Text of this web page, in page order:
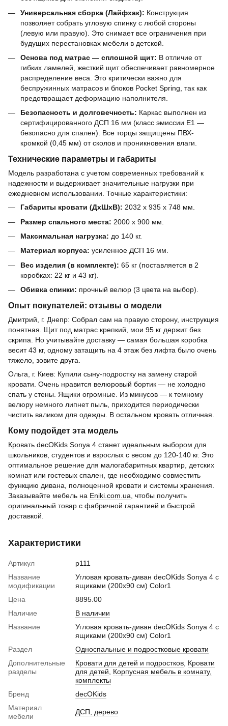
Универсальная сборка (Лайфхак): Конструкция
позволяет собрать угловую спинку с любой стороны
(левую или правую). Это снимает все ограничения при
будущих перестановках мебели в детской.
Основа под матрас — сплошной щит: В отличие от
гибких ламелей, жесткий щит обеспечивает равномерное
распределение веса. Это критически важно для
беспружинных матрасов и блоков Pocket Spring, так как
предотвращает деформацию наполнителя.
Безопасность и долговечность: Каркас выполнен из
сертифицированного ДСП 16 мм (класс эмиссии Е1 —
безопасно для спален). Все торцы защищены ПВХ-
кромкой (0,45 мм) от сколов и проникновения влаги.
Технические параметры и габариты
Модель разработана с учетом современных требований к
надежности и выдерживает значительные нагрузки при
ежедневном использовании. Точные характеристики:
Габариты кровати (ДхШхВ): 2032 х 935 х 748 мм.
Размер спального места: 2000 х 900 мм.
Максимальная нагрузка: до 140 кг.
Материал корпуса: усиленное ДСП 16 мм.
Вес изделия (в комплекте): 65 кг (поставляется в 2
коробках: 22 кг и 43 кг).
Обивка спинки: прочный велюр (3 цвета на выбор).
Опыт покупателей: отзывы о модели
Дмитрий, г. Днепр: Собрал сам на правую сторону, инструкция
понятная. Щит под матрас крепкий, мои 95 кг держит без
скрипа. Но учитывайте доставку — самая большая коробка
весит 43 кг, одному затащить на 4 этаж без лифта было очень
тяжело, зовите друга.
Ольга, г. Киев: Купили сыну-подростку на замену старой
кровати. Очень нравится велюровый бортик — не холодно
спать у стены. Ящики огромные. Из минусов — к темному
велюру немного липнет пыль, приходится периодически
чистить валиком для одежды. В остальном кровать отличная.
Кому подойдет эта модель
Кровать decOKids Sonya 4 станет идеальным выбором для
школьников, студентов и взрослых с весом до 120-140 кг. Это
оптимальное решение для малогабаритных квартир, детских
комнат или гостевых спален, где необходимо совместить
функцию дивана, полноценной кровати и системы хранения.
Заказывайте мебель на Eniki.com.ua , чтобы получить
оригинальный товар с фабричной гарантией и быстрой
доставкой.
Характеристики
Артикул
p111
Название
модификации
Угловая кровать-диван decOKids Sonya 4 с
ящиками (200х90 см) Color1
Цена
8895.00
Наличие
В наличии
Название
Угловая кровать-диван decOKids Sonya 4 с
ящиками (200х90 см) Color1
Раздел
Односпальные и подростковые кровати
Дополнительные
разделы
Кровати для детей и подростков Кровати
для детей
Корпусная мебель в комнату,
комплекты
Бренд
decOKids
Материал
мебели
ДСП, дерево